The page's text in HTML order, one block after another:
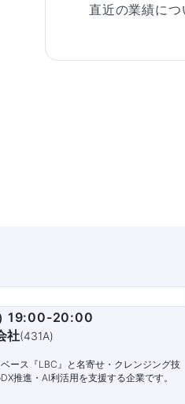
直近の業績につ
19:00-20:00
社(431A)
ース『LBC』と名寄せ・クレンジング技
推進・AI利活用を支援する企業です。